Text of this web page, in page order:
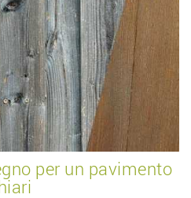
per un pavimento